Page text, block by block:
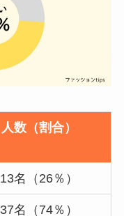
人数（割合）
13名（26％）
37名（74％）